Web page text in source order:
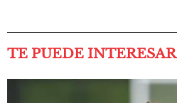
TE PUEDE INTERESAR